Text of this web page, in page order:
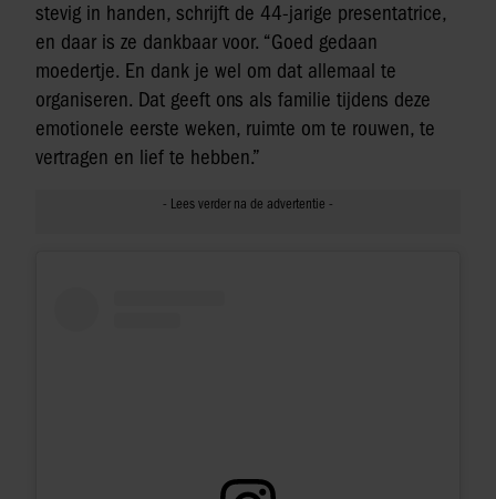
stevig in handen, schrijft de 44-jarige presentatrice,
en daar is ze dankbaar voor. “Goed gedaan
moedertje. En dank je wel om dat allemaal te
organiseren. Dat geeft ons als familie tijdens deze
emotionele eerste weken, ruimte om te rouwen, te
vertragen en lief te hebben.”